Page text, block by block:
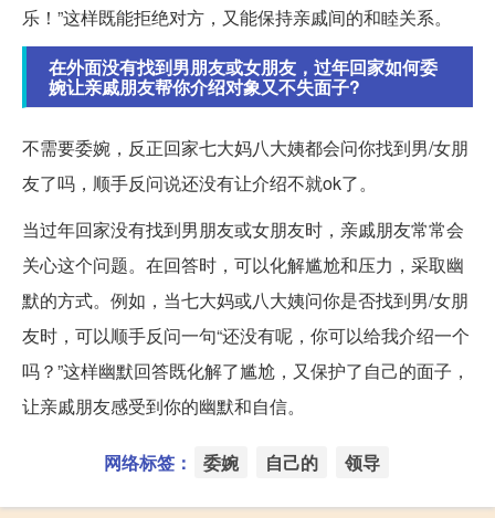
乐！”这样既能拒绝对方，又能保持亲戚间的和睦关系。
在外面没有找到男朋友或女朋友，过年回家如何委
婉让亲戚朋友帮你介绍对象又不失面子?
不需要委婉，反正回家七大妈八大姨都会问你找到男/女朋
友了吗，顺手反问说还没有让介绍不就ok了。
当过年回家没有找到男朋友或女朋友时，亲戚朋友常常会
关心这个问题。在回答时，可以化解尴尬和压力，采取幽
默的方式。例如，当七大妈或八大姨问你是否找到男/女朋
友时，可以顺手反问一句“还没有呢，你可以给我介绍一个
吗？”这样幽默回答既化解了尴尬，又保护了自己的面子，
让亲戚朋友感受到你的幽默和自信。
网络标签： 委婉 自己的 领导